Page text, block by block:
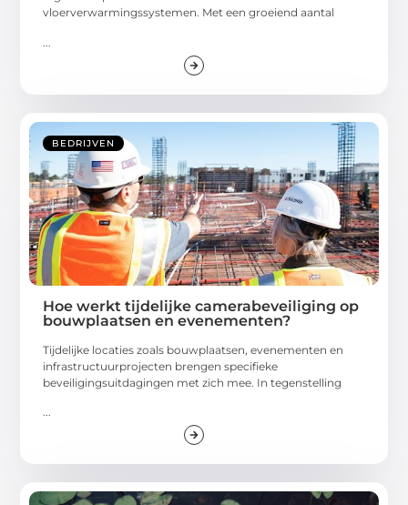
vloerverwarmingssystemen. Met een groeiend aantal
BEDRIJVEN
Hoe werkt tijdelijke camerabeveiliging op
bouwplaatsen en evenementen?
Tijdelijke locaties zoals bouwplaatsen, evenementen en
infrastructuurprojecten brengen specifieke
beveiligingsuitdagingen met zich mee. In tegenstelling